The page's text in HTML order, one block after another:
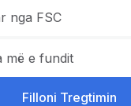
nga FSC
më e fundit
Filloni Tregtimin